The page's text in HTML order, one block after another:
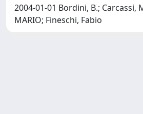
2004-01-01 Bordini, B.; Carcassi,
MARIO; Fineschi, Fabio